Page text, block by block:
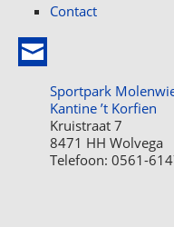
Contact
Sportpark
Kantine ’t Korfien
Kruistraat 7
8471 HH Wolvega
Telefoon: 0561-